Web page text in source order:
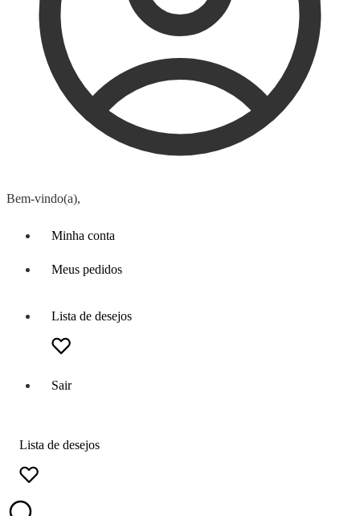
Bem-vindo(a),
Minha conta
Meus pedidos
Lista de desejos
Sair
Lista de desejos